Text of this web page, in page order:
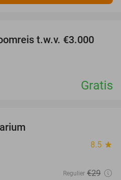
t.w.v. €3.000
Gratis
8.5 star
Regulier €29